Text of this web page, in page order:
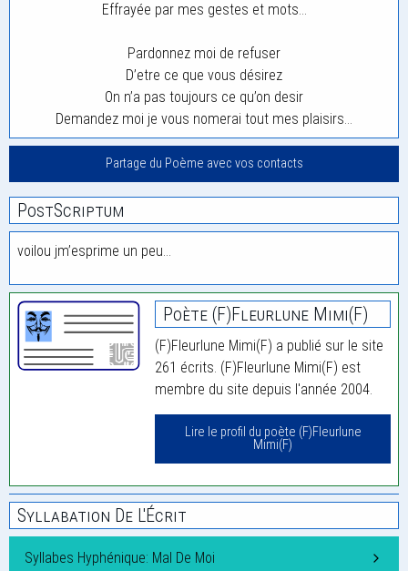
Effrayée par mes gestes et mots…
Pardonnez moi de refuser
D’etre ce que vous désirez
On n’a pas toujours ce qu’on desir
Demandez moi je vous nomerai tout mes plaisirs…
Partage du Poème avec vos contacts
PostScriptum
voilou jm’esprime un peu…
Poète (F)Fleurlune Mimi(F)
(F)Fleurlune Mimi(F) a publié sur le site
261 écrits. (F)Fleurlune Mimi(F) est
membre du site depuis l'année 2004.
Lire le profil du poète (F)Fleurlune
Mimi(F)
Syllabation De L'Écrit
Syllabes Hyphénique: Mal De Moi